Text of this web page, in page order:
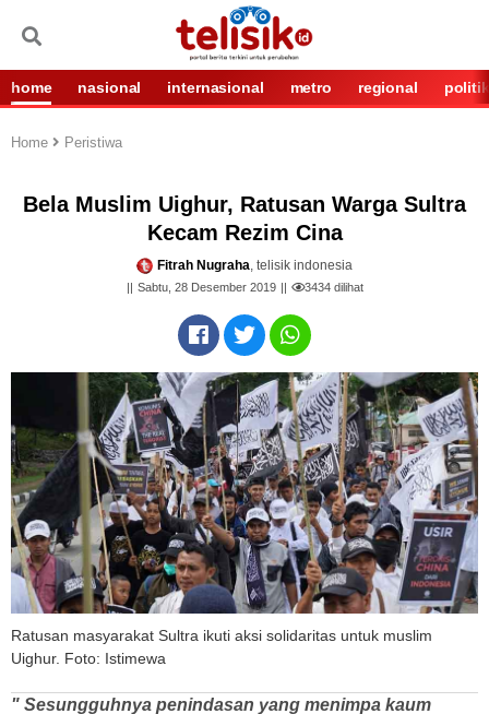
home nasional internasional metro regional politik
Home Peristiwa
Bela Muslim Uighur, Ratusan Warga Sultra
Kecam Rezim Cina
Fitrah Nugraha, telisik indonesia
Sabtu, 28 Desember 2019 3434dilihat
Ratusan masyarakat Sultra ikuti aksi solidaritas untuk muslim
Uighur. Foto: Istimewa
" Sesungguhnya penindasan yang menimpa kaum